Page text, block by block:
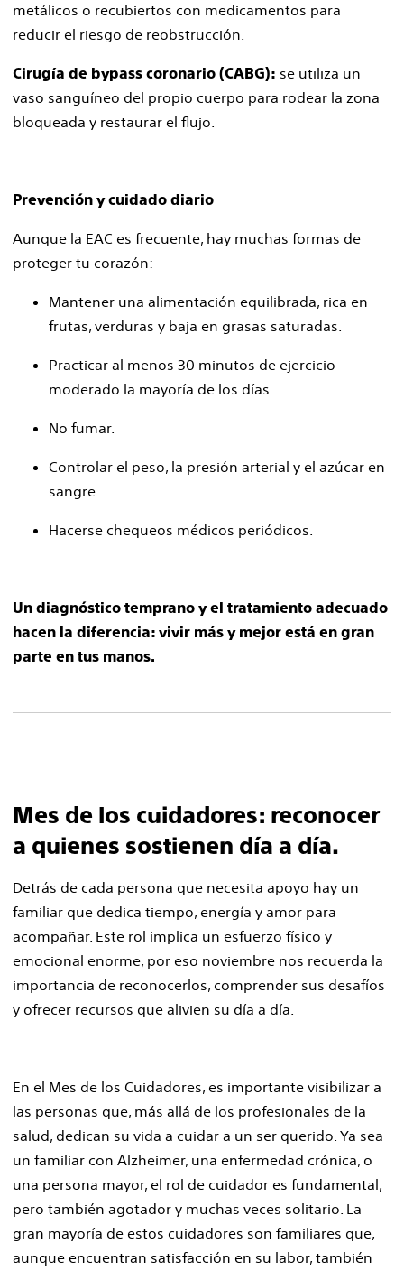
metálicos o recubiertos con medicamentos para
reducir el riesgo de reobstrucción.
Cirugía de bypass coronario (CABG): se utiliza un
vaso sanguíneo del propio cuerpo para rodear la zona
bloqueada y restaurar el flujo.
Prevención y cuidado diario
Aunque la EAC es frecuente, hay muchas formas de
proteger tu corazón:
Mantener una alimentación equilibrada, rica en
frutas, verduras y baja en grasas saturadas.
Practicar al menos 30 minutos de ejercicio
moderado la mayoría de los días.
No fumar.
Controlar el peso, la presión arterial y el azúcar en
sangre.
Hacerse chequeos médicos periódicos.
Un diagnóstico temprano y el tratamiento adecuado
hacen la diferencia: vivir más y mejor está en gran
parte en tus manos.
Mes de los cuidadores: reconocer
a quienes sostienen día a día.
Detrás de cada persona que necesita apoyo hay un
familiar que dedica tiempo, energía y amor para
acompañar. Este rol implica un esfuerzo físico y
emocional enorme, por eso noviembre nos recuerda la
importancia de reconocerlos, comprender sus desafíos
y ofrecer recursos que alivien su día a día.
En el Mes de los Cuidadores, es importante visibilizar a
las personas que, más allá de los profesionales de la
salud, dedican su vida a cuidar a un ser querido. Ya sea
un familiar con Alzheimer, una enfermedad crónica, o
una persona mayor, el rol de cuidador es fundamental,
pero también agotador y muchas veces solitario. La
gran mayoría de estos cuidadores son familiares que,
aunque encuentran satisfacción en su labor, también